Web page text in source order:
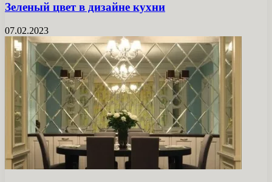
Зеленый цвет в дизайне кухни
07.02.2023